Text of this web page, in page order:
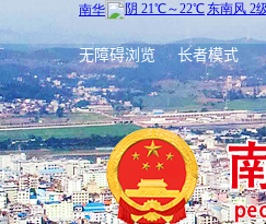
无障碍浏览 长者模式